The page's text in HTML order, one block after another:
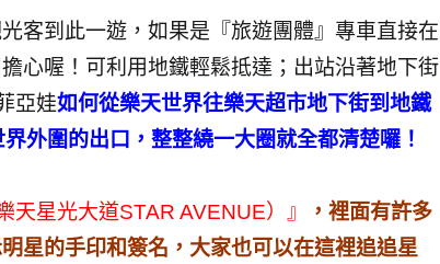
客到此一遊，如果是『旅遊團體』專車直接在
心喔！可利用地鐵輕鬆抵達；出站沿著地下街
亞娃如何從樂天世界往樂天超市地下街到地鐵
外圍的出口，整整繞一大圈就全都清楚囉！
天星光大道STAR AVENUE）』
，裡面有許多
星的手印和簽名，大家也可以在這裡追追星